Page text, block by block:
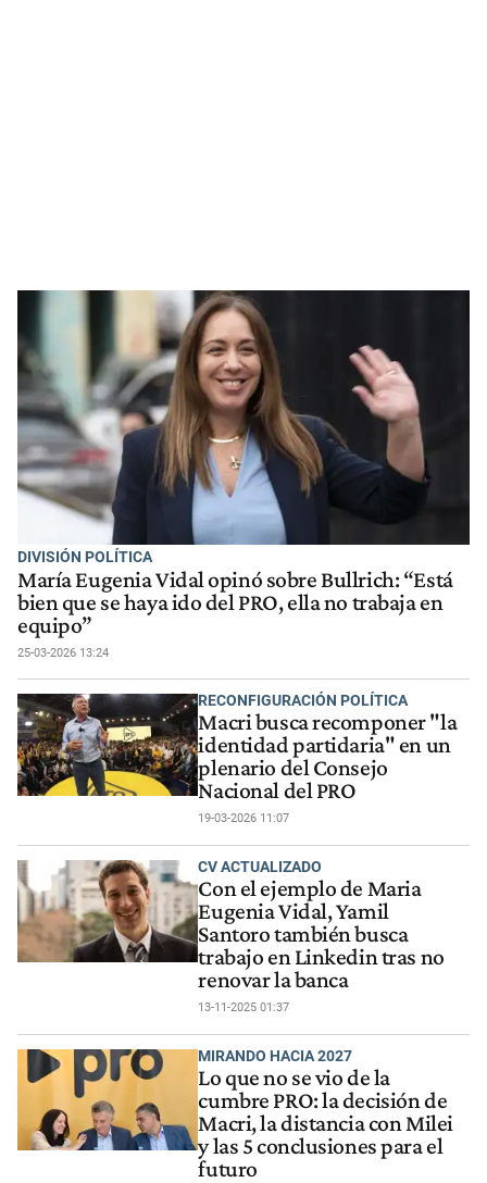
DIVISIÓN POLÍTICA
María Eugenia Vidal opinó sobre Bullrich: “Está
bien que se haya ido del PRO, ella no trabaja en
equipo”
25-03-2026 13:24
RECONFIGURACIÓN POLÍTICA
Macri busca recomponer "la
identidad partidaria" en un
plenario del Consejo
Nacional del PRO
19-03-2026 11:07
CV ACTUALIZADO
Con el ejemplo de Maria
Eugenia Vidal, Yamil
Santoro también busca
trabajo en Linkedin tras no
renovar la banca
13-11-2025 01:37
MIRANDO HACIA 2027
Lo que no se vio de la
cumbre PRO: la decisión de
Macri, la distancia con Milei
y las 5 conclusiones para el
futuro